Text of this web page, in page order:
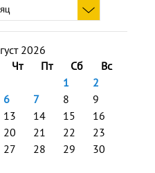
2026
Чт Пт Сб
Вс
1
2
6 7 8
9
13 14 15
16
20 21 22
23
27 28 29
30